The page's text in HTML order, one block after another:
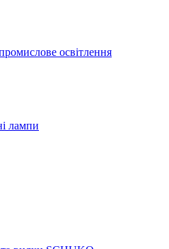
освітлення
лампи